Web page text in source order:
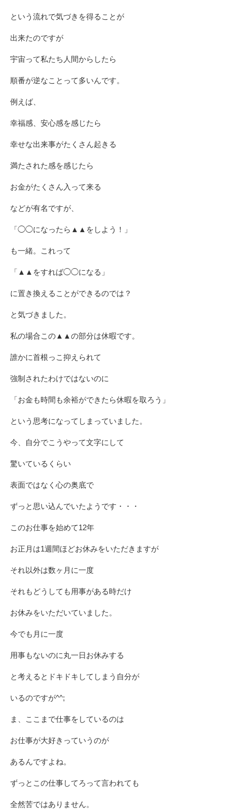
という流れで気づきを得ることが
出来たのですが
宇宙って私たち人間からしたら
順番が逆なことって多いんです。
例えば、
幸福感、安心感を感じたら
幸せな出来事がたくさん起きる
満たされた感を感じたら
お金がたくさん入って来る
などが有名ですが、
「◯◯になったら▲▲をしよう！」
も一緒。これって
「▲▲をすれば◯◯になる」
に置き換えることができるのでは？
と気づきました。
私の場合この▲▲の部分は休暇です。
誰かに首根っこ抑えられて
強制されたわけではないのに
「お金も時間も余裕ができたら休暇を取ろう」
という思考になってしまっていました。
今、自分でこうやって文字にして
驚いているくらい
表面ではなく心の奥底で
ずっと思い込んでいたようです・・・
このお仕事を始めて12年
お正月は1週間ほどお休みをいただきますが
それ以外は数ヶ月に一度
それもどうしても用事がある時だけ
お休みをいただいていました。
今でも月に一度
用事もないのに丸一日お休みする
と考えるとドキドキしてしまう自分が
いるのですが^^;
ま、ここまで仕事をしているのは
お仕事が大好きっていうのが
あるんですよね。
ずっとこの仕事してろって言われても
全然苦ではありません。